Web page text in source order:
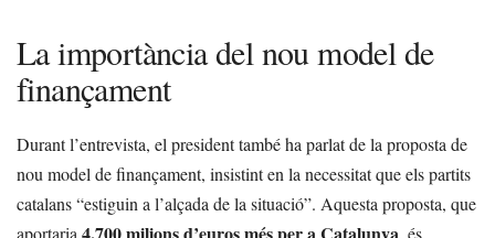
La importància del nou model de
finançament
Durant l’entrevista, el president també ha parlat de la proposta de
nou model de finançament, insistint en la necessitat que els partits
catalans “estiguin a l’alçada de la situació”. Aquesta proposta, que
aportaria
, és